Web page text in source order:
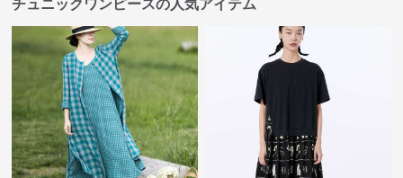
チュニックワンピースの人気アイテム